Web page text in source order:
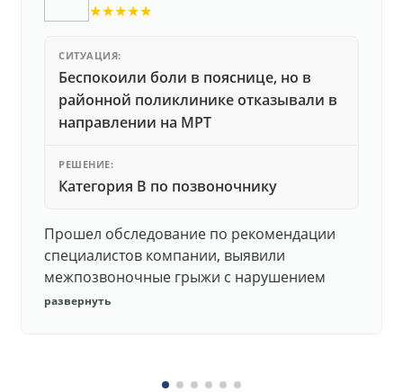
★★★★★
СИТУАЦИЯ:
Беспокоили боли в пояснице, но в
районной поликлинике отказывали в
направлении на МРТ
РЕШЕНИЕ:
Категория В по позвоночнику
Прошел обследование по рекомендации
специалистов компании, выявили
межпозвоночные грыжи с нарушением
функций. Юристы подготовили документы,
развернуть